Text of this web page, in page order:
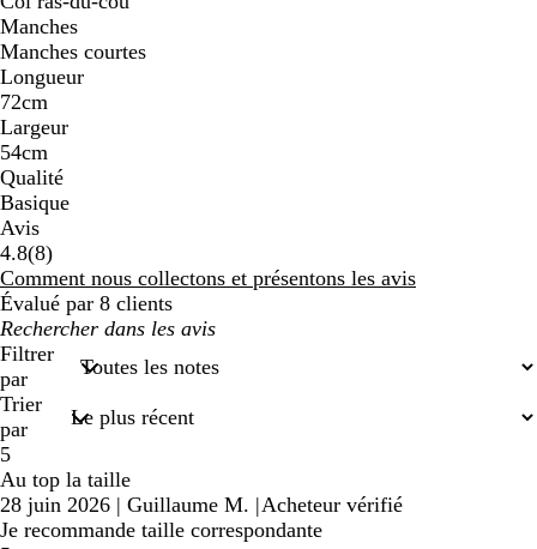
Manches
Manches courtes
Longueur
72cm
Largeur
54cm
Qualité
Basique
Avis
4.8(88
avis
)
Comment nous collectons et présentons les avis
Évalué par 8 clients
Mes
recherches
saisies
Filtrer
par
Trier
par
5
Au top la taille
28 juin 2026 | Guillaume M. |Acheteur vérifié
Je recommande taille correspondante